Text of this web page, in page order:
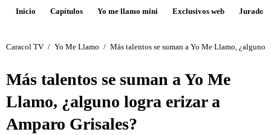
Inicio Capítulos Yo me llamo mini Exclusivos web Jurados
Caracol TV / Yo Me Llamo / Más talentos se suman a Yo Me Llamo, ¿alguno
Más talentos se suman a Yo Me
Llamo, ¿alguno logra erizar a
Amparo Grisales?